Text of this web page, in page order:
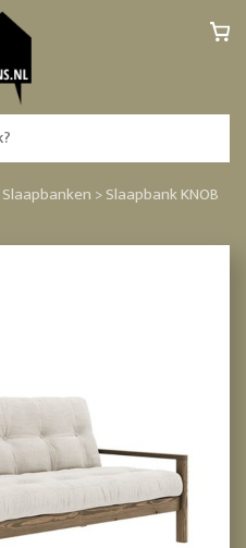
Slaapbanken >Slaapbank KNOB